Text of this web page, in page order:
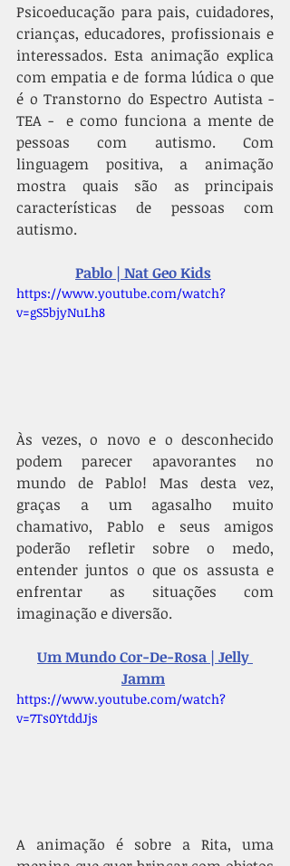
Psicoeducação para pais, cuidadores,
crianças, educadores, profissionais e
interessados. Esta animação explica
com empatia e de forma lúdica o que
é o Transtorno do Espectro Autista -
TEA -  e como funciona a mente de
pessoas com autismo. Com
linguagem positiva, a animação
mostra quais são as principais
características de pessoas com
autismo.
Pablo | Nat Geo Kids
https://www.youtube.com/watch?
v=gS5bjyNuLh8
Às vezes, o novo e o desconhecido
podem parecer apavorantes no
mundo de Pablo! Mas desta vez,
graças a um agasalho muito
chamativo, Pablo e seus amigos
poderão refletir sobre o medo,
entender juntos o que os assusta e
enfrentar as situações com
imaginação e diversão.
Um Mundo Cor-De-Rosa | Jelly
Jamm
https://www.youtube.com/watch?
v=7Ts0YtddJjs
A animação é sobre a Rita, uma